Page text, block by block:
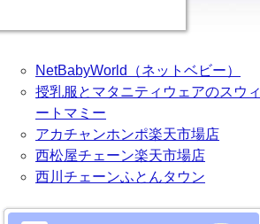
NetBabyWorld（ネットベビー）
授乳服とマタニティウェアのスウィ
ートマミー
アカチャンホンポ楽天市場店
西松屋チェーン楽天市場店
西川チェーンふとんタウン